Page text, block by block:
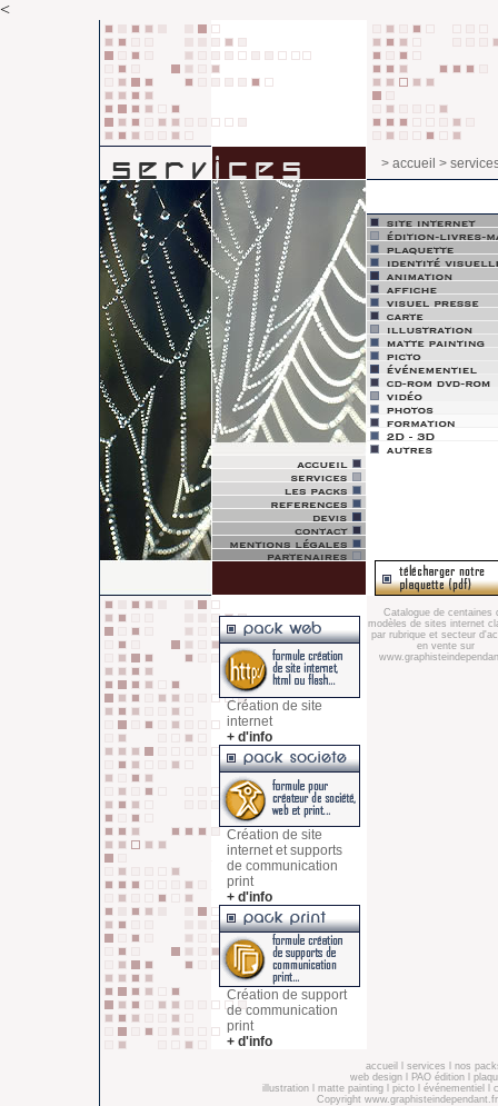
<
> accueil >
Création de site
internet
+ d'info
Création de site
internet et supports
de communication
print
+ d'info
Création de support
de communication
print
+ d'info
Catalogue de centaines
modèles de sites internet
par rubrique et secteur
en vente sur
accueil services
nos
web design
PAO édition
illustrationl matte paintingl pictol événementiel
Copyright www.graphisteindependant.fr